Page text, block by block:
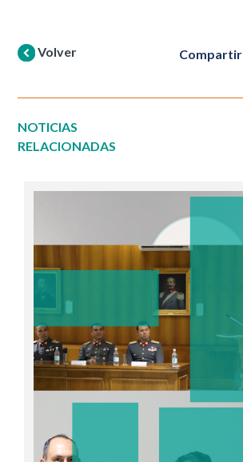
Volver Compartir
NOTICIAS
RELACIONADAS